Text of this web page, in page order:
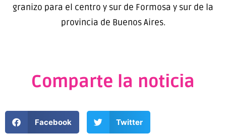
granizo para el centro y sur de Formosa y sur de la
provincia de Buenos Aires.
Comparte la noticia
Facebook Twitter